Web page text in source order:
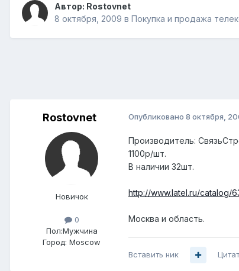
Автор: Rostovnet
8 октября, 2009 в Покупка и продажа
Rostovnet
Новичок
0
Пол:Мужчина
Город: Moscow
Опубликовано 8 октября,
Производитель:
1100р/шт.
В наличии 32шт.
http://www.latel.ru/catalog/
Москва и область.
Вставить ник